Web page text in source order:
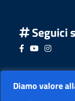
Diamo valore
Seguici
Seguici su
Seguici su
Seguici